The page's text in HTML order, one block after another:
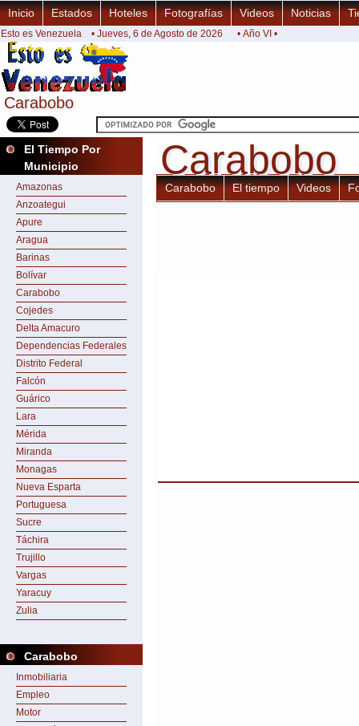
Carabobo
Carabobo
Inicio Estados Hoteles Fotografías Videos Noticias
Esto es Venezuela • Jueves, 6 de Agosto de 2026 • Año VI •
El Tiempo Por
Municipio
Amazonas
Anzoategui
Apure
Aragua
Barinas
Bolívar
Carabobo
Cojedes
Delta Amacuro
Dependencias Federales
Distrito Federal
Falcón
Guárico
Lara
Mérida
Miranda
Monagas
Nueva Esparta
Portuguesa
Sucre
Táchira
Trujillo
Vargas
Yaracuy
Zulia
Carabobo
Inmobiliaria
Empleo
Motor
Carabobo
Carabobo
Carabobo El tiempo Videos